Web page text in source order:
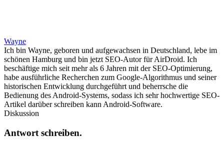
Wayne
Ich bin Wayne, geboren und aufgewachsen in Deutschland, lebe im
schönen Hamburg und bin jetzt SEO-Autor für AirDroid. Ich
beschäftige mich seit mehr als 6 Jahren mit der SEO-Optimierung,
habe ausführliche Recherchen zum Google-Algorithmus und seiner
historischen Entwicklung durchgeführt und beherrsche die
Bedienung des Android-Systems, sodass ich sehr hochwertige SEO-
Artikel darüber schreiben kann Android-Software.
Diskussion
Antwort schreiben.